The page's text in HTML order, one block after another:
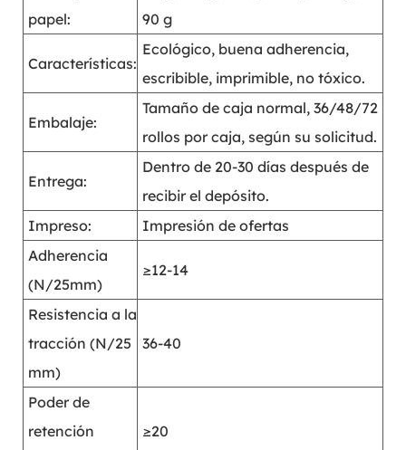
papel:
90 g
Características:
Ecológico, buena adherencia,
escribible, imprimible, no tóxico.
Embalaje:
Tamaño de caja normal, 36/48/72
rollos por caja, según su solicitud.
Entrega:
Dentro de 20-30 días después de
recibir el depósito.
Impreso:
Impresión de ofertas
Adherencia
(N/25mm)
≥12-14
Resistencia a la
tracción (N/25
mm)
36-40
Poder de
retención
≥20